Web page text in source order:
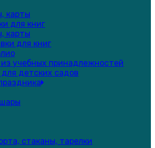
карты
для книг
карты
для книг
учебных принадлежностей
детских садов
стаканы, тарелки